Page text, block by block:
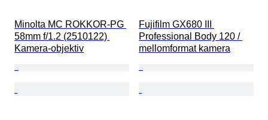
Minolta MC ROKKOR-PG
58mm f/1.2 (2510122)
Kamera-objektiv
Fujifilm GX680 III
Professional Body 120 /
mellomformat kamera